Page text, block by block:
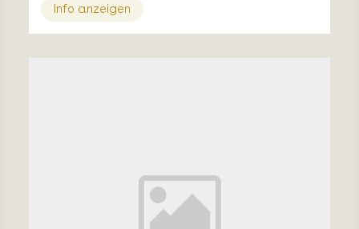
Info anzeigen